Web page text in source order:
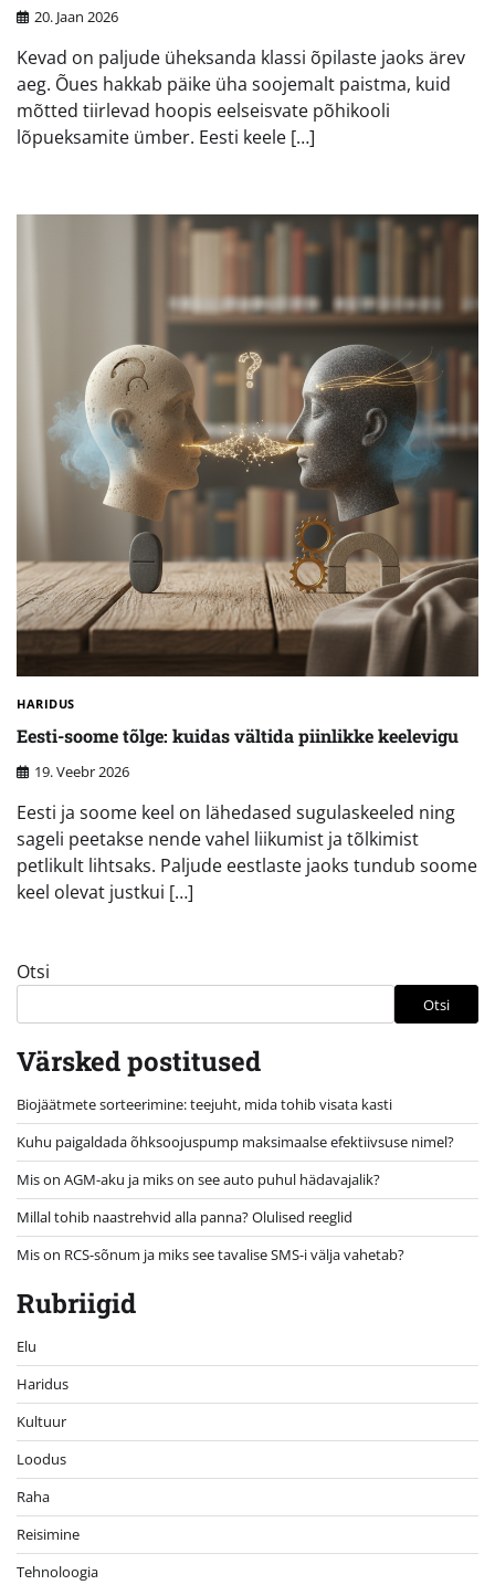
20. Jaan 2026
Kevad on paljude üheksanda klassi õpilaste jaoks ärev
aeg. Õues hakkab päike üha soojemalt paistma, kuid
mõtted tiirlevad hoopis eelseisvate põhikooli
lõpueksamite ümber. Eesti keele […]
HARIDUS
Eesti-soome tõlge: kuidas vältida piinlikke keelevigu
19. Veebr 2026
Eesti ja soome keel on lähedased sugulaskeeled ning
sageli peetakse nende vahel liikumist ja tõlkimist
petlikult lihtsaks. Paljude eestlaste jaoks tundub soome
keel olevat justkui […]
Otsi
Otsi
Värsked postitused
Biojäätmete sorteerimine: teejuht, mida tohib visata kasti
Kuhu paigaldada õhksoojuspump maksimaalse efektiivsuse nimel?
Mis on AGM-aku ja miks on see auto puhul hädavajalik?
Millal tohib naastrehvid alla panna? Olulised reeglid
Mis on RCS-sõnum ja miks see tavalise SMS-i välja vahetab?
Rubriigid
Elu
Haridus
Kultuur
Loodus
Raha
Reisimine
Tehnoloogia